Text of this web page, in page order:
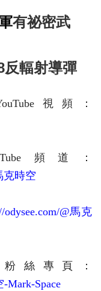
有祕密武
反輻射導彈
視頻：
頻道：
克時空
odysee.com/@馬克
粉絲專頁：
Mark-Space